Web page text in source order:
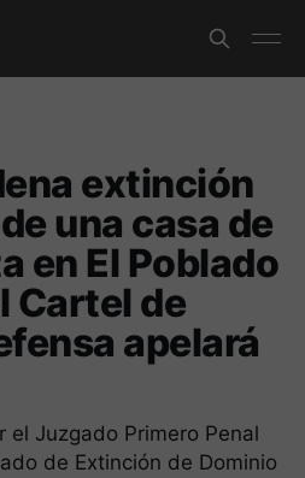
extinción
una casa de
en El Poblado
Cartel de
apelará
el Juzgado Primero Penal
de Extinción de Dominio